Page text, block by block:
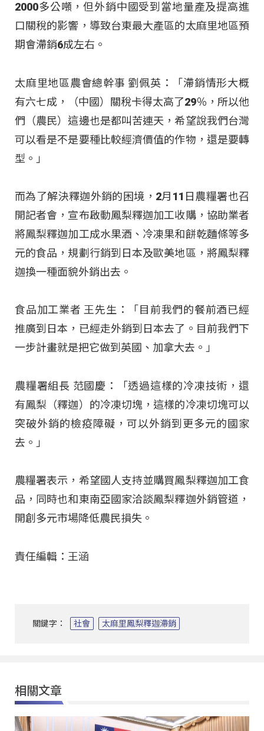
2000多公噸，但外銷中國受到當地量產及提高進
口關稅的影響，導致台東最大產區的太麻里地區預
期會滯銷6成左右。
太麻里地區農會總幹事 劉佩英：「滯銷情形大概
有六七成，（中國）關稅卡得太高了29％，所以他
們（農民）這邊也是都叫苦連天，希望說我們台灣
可以看是不是要種比較經濟價值的作物，還是要轉
型。」
而為了解決釋迦外銷的困境，2月11日農糧署也召
開記者會，宣布啟動鳳梨釋迦加工收購，協助業者
將鳳梨釋迦加工成水果酒、冷凍果和餅乾麵條等多
元的食品，規劃行銷到日本及歐美地區，將鳳梨釋
迦換一種面貌外銷出去。
食品加工業者 王先生：「目前我們的餐前酒已經
推廣到日本，已經走外銷到日本去了。目前我們下
一步計畫就是把它做到英國、加拿大去。」
農糧署組長 范國慶：「透過這樣的冷凍技術，還
有鳳梨（釋迦）的冷凍切塊，這樣的冷凍切塊可以
突破外銷的檢疫障礙，可以外銷到更多元的國家
去。」
農糧署表示，希望國人支持並購買鳳梨釋迦加工食
品，同時也和東南亞國家洽談鳳梨釋迦外銷管道，
開創多元市場降低農民損失。
責任編輯：王涵
關鍵字： 社會 太麻里鳳梨釋迦滯銷
相關文章